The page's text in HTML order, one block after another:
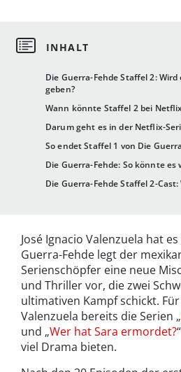
Die Guerra-Fehde Staffel 2:
geben?
Wann könnte Staffel 2 bei
Darum geht es in der Netflix-
So endet Staffel 1 von Die
Die Guerra-Fehde: So könnte
Die Guerra-Fehde Staffel 2-
José Ignacio Valenzuela hat
Guerra-Fehde legt der
Serienschöpfer eine neue
und Thriller vor, die zwei
ultimativen Kampf schickt.
Valenzuela bereits die Serien „
und „Wer hat Sara ermordet?
viel Drama bieten.